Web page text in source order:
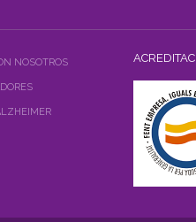
NOSOTROS